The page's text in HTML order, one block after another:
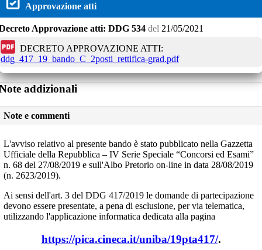
Approvazione atti
Approvazione atti: DDG 534 del 21/05/2021
DECRETO APPROVAZIONE ATTI:
ddg_417_19_bando_C_2posti_rettifica-grad.pdf
addizionali
Note e commenti
L'avviso relativo al presente bando è stato pubblicato nella Gazzetta
Ufficiale della Repubblica – IV Serie Speciale “Concorsi ed Esami”
n. 68 del 27/08/2019 e sull'Albo Pretorio on-line in data 28/08/2019
(n. 2623/2019).
Ai sensi dell'art. 3 del DDG 417/2019 le domande di partecipazione
devono essere presentate, a pena di esclusione, per via telematica,
utilizzando l'applicazione informatica dedicata alla pagina
https://pica.cineca.it/uniba/19pta417/.